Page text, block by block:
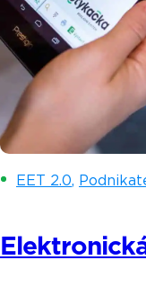
EET 2.0,